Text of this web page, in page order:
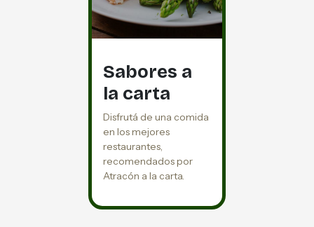
Sabores a
la carta
Disfrutá de una comida
en los mejores
restaurantes,
recomendados por
Atracón a la carta.